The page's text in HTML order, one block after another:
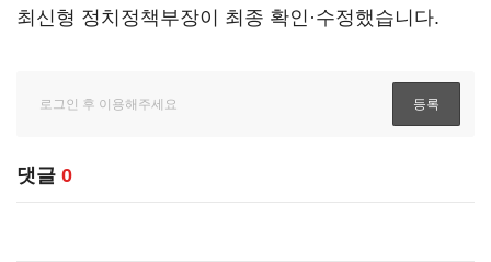
최신형 정치정책부장이 최종 확인·수정했습니다.
댓글 0